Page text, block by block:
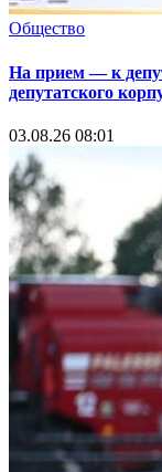
Общество
На прием — к
депутатского
03.08.26 08:01